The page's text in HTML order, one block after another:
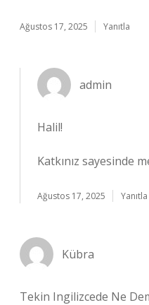
Ağustos 17, 2025 Yanıtla
admin
Halil!
Katkınız sayesinde
Ağustos 17, 2025 Yanıtla
Kübra
Tekin Ingilizcede Ne